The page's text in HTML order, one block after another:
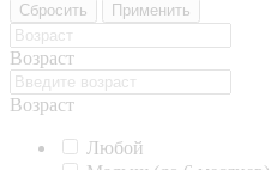
Сбросить Применить
Возраст
Возраст
Любой